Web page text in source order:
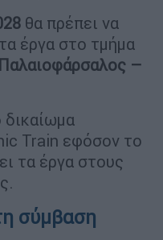
θα πρέπει να
έργα στο τμήμα
–
Train εφόσον το
τα έργα στους
σύμβαση